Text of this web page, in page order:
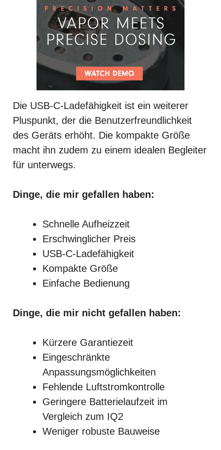
Die USB-C-Ladefähigkeit ist ein weiterer
Pluspunkt, der die Benutzerfreundlichkeit
des Geräts erhöht. Die kompakte Größe
macht ihn zudem zu einem idealen Begleiter
für unterwegs.
Dinge, die mir gefallen haben:
Schnelle Aufheizzeit
Erschwinglicher Preis
USB-C-Ladefähigkeit
Kompakte Größe
Einfache Bedienung
Dinge, die mir nicht gefallen haben:
Kürzere Garantiezeit
Eingeschränkte
Anpassungsmöglichkeiten
Fehlende Luftstromkontrolle
Geringere Batterielaufzeit im
Vergleich zum IQ2
Weniger robuste Bauweise